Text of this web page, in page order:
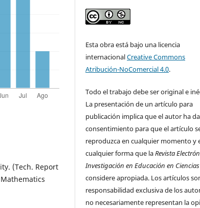
(Tech. Report
Esta obra está bajo una licencia
internacionalCreative Commons
Atribución-NoComercial 4.0.
Todo el trabajo debe ser original e
La presentación de un artículo para
publicación implica que el autor ha
consentimiento para que el artículo
reproduzca en cualquier momento y
cualquier forma que laRevista
Investigación en Educación en Ciencias
considere apropiada. Los artículos
responsabilidad exclusiva de los
no necesariamente representan la